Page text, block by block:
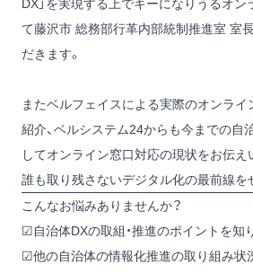
DX」を実現する上でキーになりうるオン
て藤沢市 総務部行革内部統制推進室 室
だきます。
またベルフェイスによる実際のオンラ
紹介、ベルシステム24からも今までの自
してオンライン窓口対応の現状をお伝え
誰も取り残さないデジタル化の最前線を
こんなお悩みありませんか？
☑自治体DXの取組・推進のポイントを知
☑他の自治体の情報化推進の取り組み状